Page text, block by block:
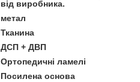
від виробника.
метал
Тканина
ДСП + ДВП
Ортопедичні ламелі
Посилена основа